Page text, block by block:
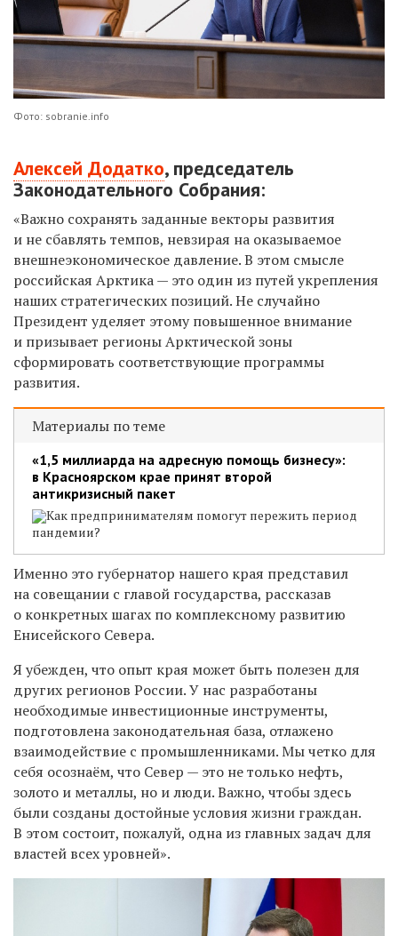
Фото: sobranie.info
Алексей Додатко, председатель
Законодательного Собрания:
«Важно сохранять заданные векторы развития
и не сбавлять темпов, невзирая на оказываемое
внешнеэкономическое давление. В этом смысле
российская Арктика — это один из путей укрепления
наших стратегических позиций. Не случайно
Президент уделяет этому повышенное внимание
и призывает регионы Арктической зоны
сформировать соответствующие программы
развития.
Материалы по теме
«1,5 миллиарда на адресную помощь бизнесу»:
в Красноярском крае принят второй
антикризисный пакет
Как предпринимателям помогут пережить период
пандемии?
Именно это губернатор нашего края представил
на совещании с главой государства, рассказав
о конкретных шагах по комплексному развитию
Енисейского Севера.
Я убежден, что опыт края может быть полезен для
других регионов России. У нас разработаны
необходимые инвестиционные инструменты,
подготовлена законодательная база, отлажено
взаимодействие с промышленниками. Мы четко для
себя осознаём, что Север — это не только нефть,
золото и металлы, но и люди. Важно, чтобы здесь
были созданы достойные условия жизни граждан.
В этом состоит, пожалуй, одна из главных задач для
властей всех уровней».